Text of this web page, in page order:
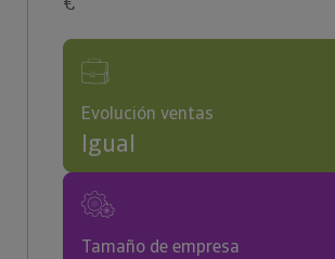
Evolución ventas
Igual
Tamaño de empresa